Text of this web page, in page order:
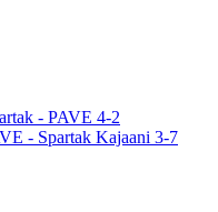
- PAVE 4-2
- Spartak Kajaani 3-7